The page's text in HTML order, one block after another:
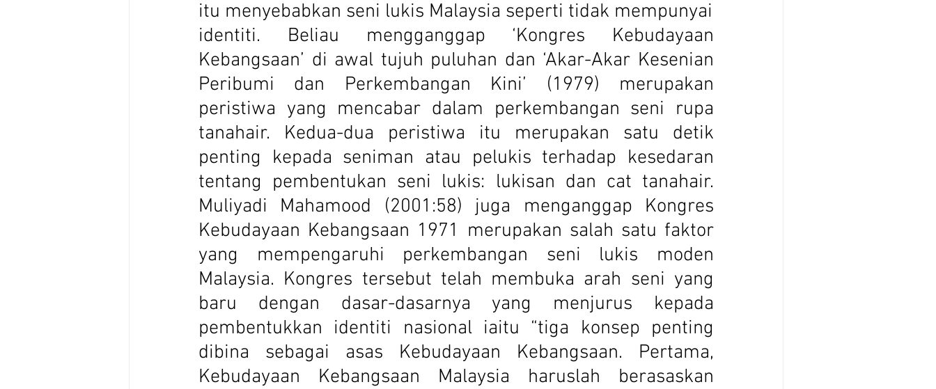
identiti. Beliau mengganggap ‘Kongres Kebudayaan
Kebangsaan’ di awal tujuh puluhan dan ‘Akar-Akar Kesenian
Peribumi dan Perkembangan Kini’ (1979) merupakan
peristiwa yang mencabar dalam perkembangan seni rupa
tanahair. Kedua-dua peristiwa itu merupakan satu detik
penting kepada seniman atau pelukis terhadap kesedaran
tentang pembentukan seni lukis: lukisan dan cat tanahair.
Muliyadi Mahamood (2001:58) juga menganggap Kongres
Kebudayaan Kebangsaan 1971 merupakan salah satu faktor
yang mempengaruhi perkembangan seni lukis moden
Malaysia. Kongres tersebut telah membuka arah seni yang
baru dengan dasar-dasarnya yang menjurus kepada
pembentukkan identiti nasional iaitu “tiga konsep penting
dibina sebagai asas Kebudayaan Kebangsaan. Pertama,
Kebudayaan Kebangsaan Malaysia haruslah berasaskan